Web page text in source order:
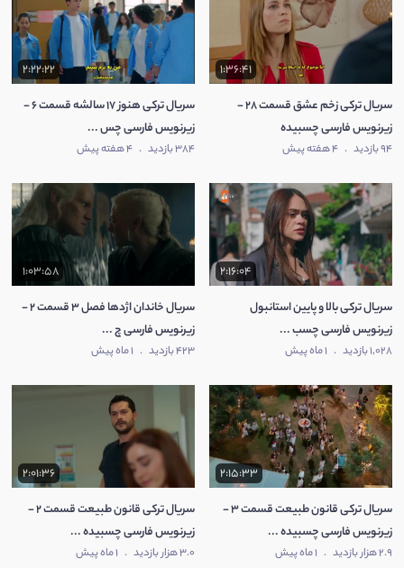
1:36:41
سریال ترکی زخم عشق قسمت 28 -
زیرنویس فارسی چسبیده
94 بازدید . 4 هفته پیش
2:22:22
سریال ترکی هنوز 17 سالشه قسمت 6 -
زیرنویس فارسی چس ...
384 بازدید . 4 هفته پیش
2:16:04
سریال ترکی بالا و پایین استانبول
زیرنویس فارسی چسب ...
1,028 بازدید . 1 ماه پیش
1:03:58
سریال خاندان اژدها فصل 3 قسمت 2 -
زیرنویس فارسی چ ...
423 بازدید . 1 ماه پیش
2:15:33
سریال ترکی قانون طبیعت قسمت 3 -
زیرنویس فارسی چسبیده ...
2.9 هزار بازدید . 1 ماه پیش
2:01:36
سریال ترکی قانون طبیعت قسمت 2 -
زیرنویس فارسی چسبیده ...
3.0 هزار بازدید . 1 ماه پیش